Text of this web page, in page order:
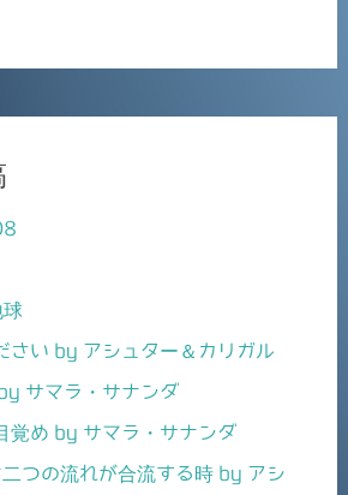
球
さい by アシュター＆カリガル
サマラ・サナンダ
覚め by サマラ・サナンダ
つの流れが合流する時 by アシ